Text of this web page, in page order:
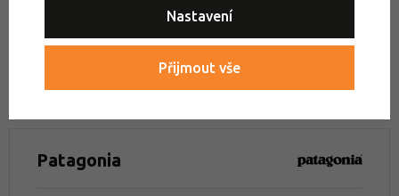
Výprodej oblečení Patagonia
Bundy Bundy do města Bundy na turistiku
Patagonia
Nastavení
Přijmout vše